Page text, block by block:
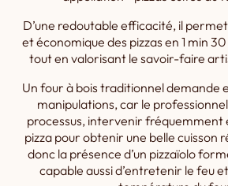
four.
D’une redoutable efficacité, il
et économique des pizzas en 1 min
tout en valorisant le savoir-faire
Un four à bois traditionnel demande
manipulations, car le
processus, intervenir fréquemment
pizza pour obtenir une belle cuisson
donc la présence d’un pizzaïolo
capable aussi d’entretenir le feu